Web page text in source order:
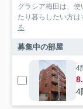
グラシア梅田は、
たり暮らしたい方
る
募集中の部屋
4
4